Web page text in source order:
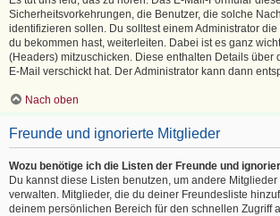
Sicherheitsvorkehrungen, die Benutzer, die solche
identifizieren sollen. Du solltest einem Administrator
du bekommen hast, weiterleiten. Dabei ist es ganz
(Headers) mitzuschicken. Diese enthalten Details über
E-Mail verschickt hat. Der Administrator kann dann
Nach oben
Freunde und ignorierte Mitglieder
Wozu benötige ich die Listen der Freunde und
Du kannst diese Listen benutzen, um andere Mitglieder
verwalten. Mitglieder, die du deiner Freundesliste
deinem persönlichen Bereich für den schnellen Zugriff